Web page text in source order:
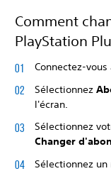
Comment
PlayStation
Connectez-
Sélectionnez
l'écran.
Sélectionnez
Changer
Sélectionnez